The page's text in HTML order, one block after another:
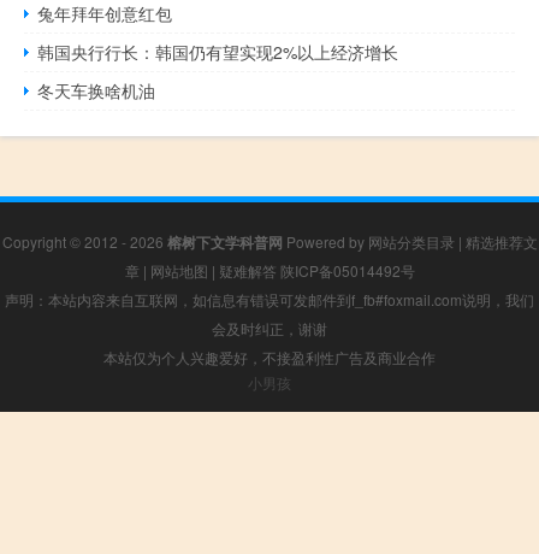
兔年拜年创意红包
韩国央行行长：韩国仍有望实现2%以上经济增长
冬天车换啥机油
Copyright © 2012 - 2026 榕树下文学科普网 Powered by 网站分类目录 | 精选推荐文
章 | 网站地图 | 疑难解答 陕ICP备05014492号
声明：本站内容来自互联网，如信息有错误可发邮件到f_fb#foxmail.com说明，我们
会及时纠正，谢谢
本站仅为个人兴趣爱好，不接盈利性广告及商业合作
小男孩